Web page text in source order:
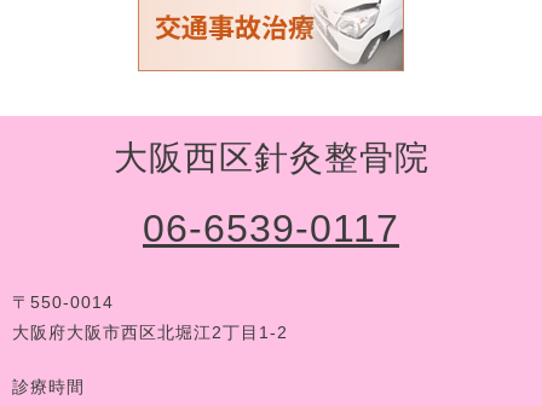
大阪西区針灸整骨院
06-6539-0117
〒550-0014
大阪府大阪市西区北堀江2丁目1-2
診療時間